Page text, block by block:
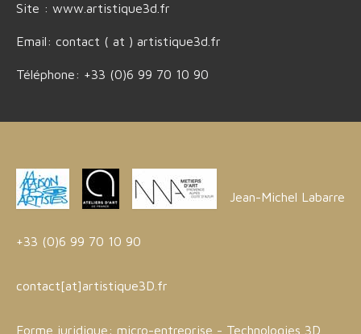
Site : www.artistique3d.fr
Email: contact ( at ) artistique3d.fr
Téléphone: +33 (0)6 99 70 10 90
Jean-Michel Labarre
+33 (0)6 99 70 10 90
contact[at]artistique3D.fr
Forme juridique: micro-entreprise - Technologies 3D